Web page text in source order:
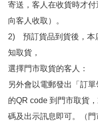
寄送，客人在收貨時才
向客人收取）。
2)　預訂貨品到貨後，
知取貨，
選擇門市取貨的客人：
另外會以電郵發出「訂
的QR code 到門市取貨
碼及出示訊息即可。（門